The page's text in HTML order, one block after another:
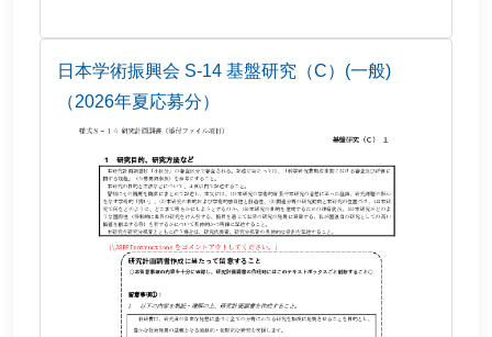
日本学術振興会 S-14 基盤研究（C）(一般)
（2026年夏応募分）